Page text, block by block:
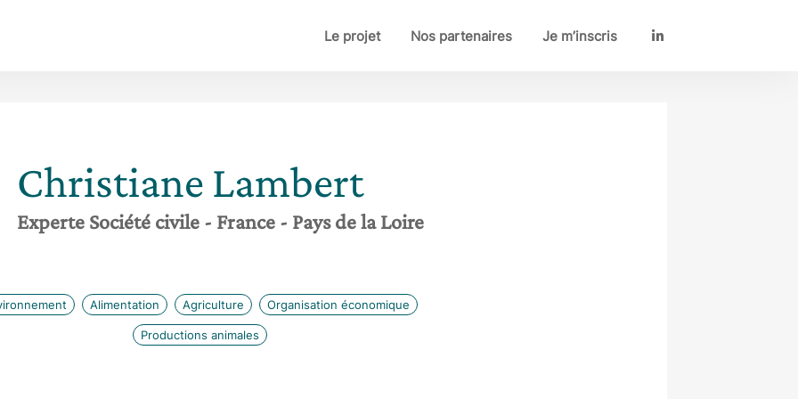
Le projet Nos partenaires Je m’inscris LinkedIn
Christiane Lambert
Experte Société civile - France - Pays de la Loire
Alimentation Agriculture Organisation économique
Productions animales